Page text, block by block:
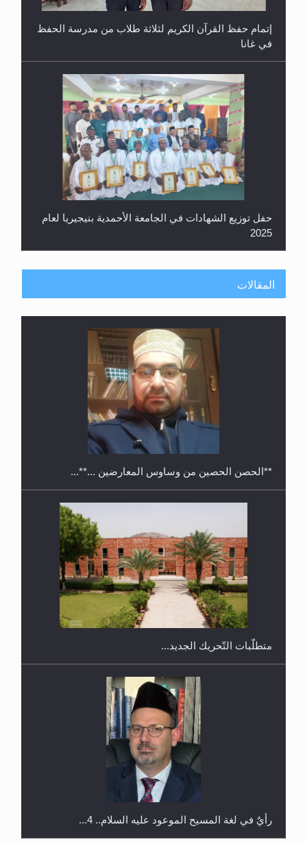
حفل توزيع الشهادات في الجامعة الأحمدية بنيجيريا لعام
2025
معرض القرآن الكريم لمدة ثلاثين يوما في مكتبة مدينة
ريهيماكي في فنلند
ندوة حول نظام الوصية في الجماعة الأحمدية في
المقالات
**الحصن الحصين من وساوس المعارضين ...**...
متطلَّبات التّحريك الجديد...
رأيٌ في لغة المسيح الموعود عليه السلام.. 4...
الهجرة: بحث عن الأمن والسلام في سبيل إرساء الأمن
والسلام...